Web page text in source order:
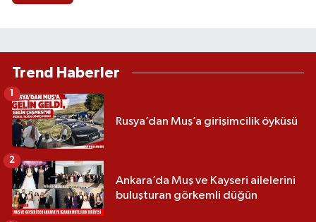
Trend Haberler
Rusya’dan Muş’a girişimcilik öyküsü
Ankara’da Muş ve Kayseri ailelerini
buluşturan görkemli düğün
2